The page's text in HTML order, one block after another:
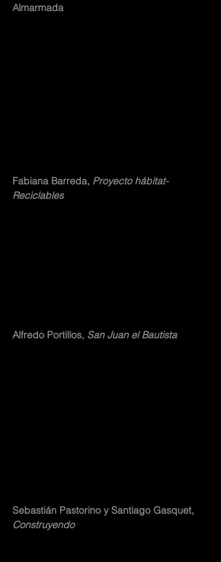
Almarmada
Fabiana Barreda, Proyecto hábitat-
Reciclables
Alfredo Portillos, San Juan el Bautista
Sebastián Pastorino y Santiago Gasquet,
Construyendo